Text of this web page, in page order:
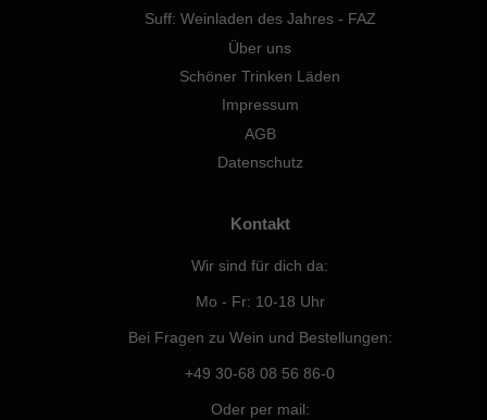
Suff: Weinladen des Jahres - FAZ
Über uns
Schöner Trinken Läden
Impressum
AGB
Datenschutz
Kontakt
Wir sind für dich da:
Mo - Fr: 10-18 Uhr
Bei Fragen zu Wein und Bestellungen:
+49 30-68 08 56 86-0
Oder per mail: